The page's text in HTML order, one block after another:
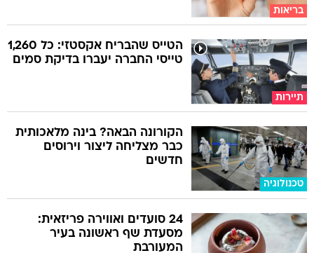
בריאות
תיירות
הטייס שהבריח אקסטזי: כל 1,260
טייסי החברה יעברו בדיקת סמים
טכנולוגיה
הקורונה הבאה? בינה מלאכותית
כבר מצליחה ליצור וירוסים
חדשים
24 סועדים ואווירה פריזאית:
מסעדת שף ראשונה בעיר
המעורבת